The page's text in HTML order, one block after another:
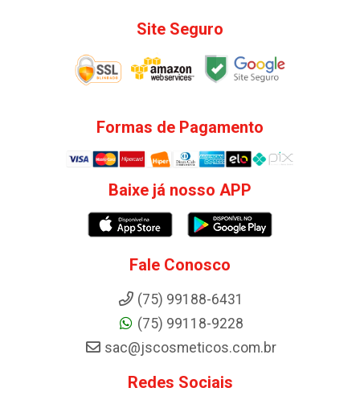
Site Seguro
Formas de Pagamento
Baixe já nosso APP
Fale Conosco
(75) 99188-6431
(75) 99118-9228
sac@jscosmeticos.com.br
Redes Sociais